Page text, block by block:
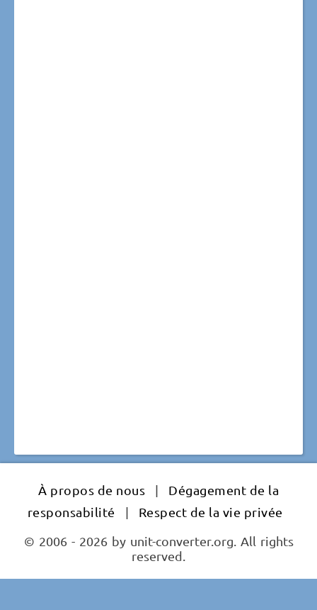
À propos de nous |
Dégagement de la
responsabilité
|
Respect de la vie privée
© 2006 - 2026 by unit-converter.org. All rights
reserved.